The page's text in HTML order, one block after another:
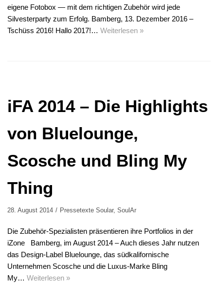
eigene Fotobox — mit dem richtigen Zubehör wird jede
Silvesterparty zum Erfolg. Bamberg, 13. Dezember 2016 –
Tschüss 2016! Hallo 2017!… Weiterlesen »
iFA 2014 – Die Highlights
von Bluelounge,
Scosche und Bling My
Thing
28. August 2014 Pressetexte Soular, SoulAr
Die Zubehör-Spezialisten präsentieren ihre Portfolios in der
iZone Bamberg, im August 2014 – Auch dieses Jahr nutzen
das Design-Label Bluelounge, das südkalifornische
Unternehmen Scosche und die Luxus-Marke Bling
My… Weiterlesen »